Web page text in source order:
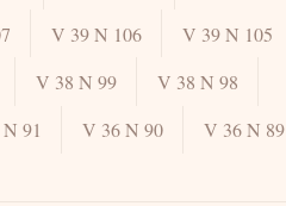
V 39 N 106
V 39 N 105
V 38 N 99
V 38 N 98
91 V 36 N 90
V 36 N 89